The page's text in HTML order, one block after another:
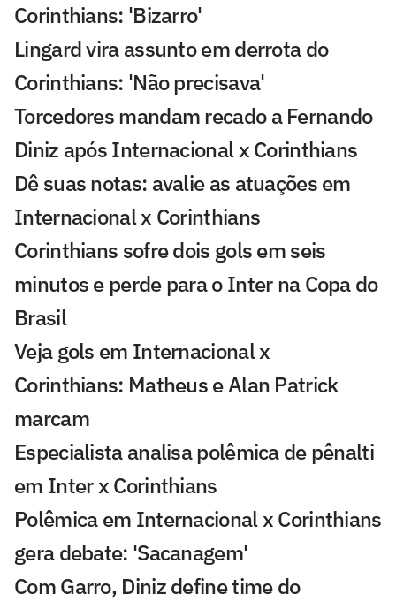
Corinthians: 'Bizarro'
Lingard vira assunto em derrota do
Corinthians: 'Não precisava'
Torcedores mandam recado a Fernando
Diniz após Internacional x Corinthians
Dê suas notas: avalie as atuações em
Internacional x Corinthians
Corinthians sofre dois gols em seis
minutos e perde para o Inter na Copa do
Brasil
Veja gols em Internacional x
Corinthians: Matheus e Alan Patrick
marcam
Especialista analisa polêmica de pênalti
em Inter x Corinthians
Polêmica em Internacional x Corinthians
gera debate: 'Sacanagem'
Com Garro, Diniz define time do